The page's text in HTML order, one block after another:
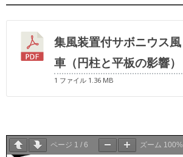
集風装置付サボニウス風
車（円柱と平板の影響）
1 ファイル 1.36 MB
ページ 1 / 6 ズーム 100%